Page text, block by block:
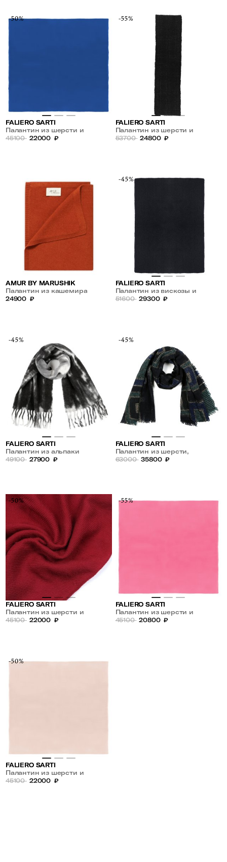
-50%
FALIERO SARTI
Палантин из шерсти и
кашемира
45100 22000 ₽
-55%
FALIERO SARTI
Палантин из шерсти и
кашемира
53700 24800 ₽
AMUR BY MARUSHIK
Палантин из кашемира
24900 ₽
-45%
FALIERO SARTI
Палантин из вискозы и
кашемира
51600 29300 ₽
-45%
FALIERO SARTI
Палантин из альпаки
49100 27900 ₽
-45%
FALIERO SARTI
Палантин из шерсти,
кашемира и шелка
63000 35800 ₽
-50%
FALIERO SARTI
Палантин из шерсти и
кашемира
45100 22000 ₽
-55%
FALIERO SARTI
Палантин из шерсти и
кашемира
45100 20800 ₽
-50%
FALIERO SARTI
Палантин из шерсти и
кашемира
45100 22000 ₽